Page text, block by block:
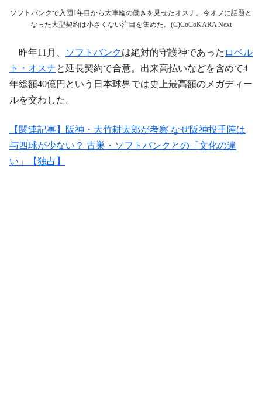
ソフトバンクで入団1年目から大車輪の働きを見せたオスナ。今オフに話題と
なった大型契約は小さくない注目を集めた。(C)CoCoKARA Next
昨年11月、 ソフトバンクは絶対的守護神であった ロベル
ト・オスナと延長契約で合意。出来高払いなどを含めて4
年総額40億円という日本球界では史上最高額のメガディー
ルを交わした。
【関連記事】阪神・大竹耕太郎が考察 なぜ阪神投手陣は
与四球が少ない？ 古巣・ソフトバンクとの「文化の違
い」【独占】